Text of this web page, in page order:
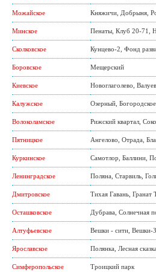
Можайское Княжичи Добрыня
Минское Пенаты Клуб 20-71
Сколковское Кунцево-2 Фонд
Боровское Мещерский
Киевское Новоглаголево
Калужское Озерный Богородское
Волоколамское Рижский квартал
Пятницкое Ангелово Отрада
Куркинское Самотлор Баллини
Ленинградское Поляна Старвиль
Дмитровское Тихая Гавань Гранат
Осташковское Дубрава Солнечная
Алтуфьевское Вешки - сити Вешки-
Ярославское Полянка Лесная сказка
Симферопольское Троицкий парк